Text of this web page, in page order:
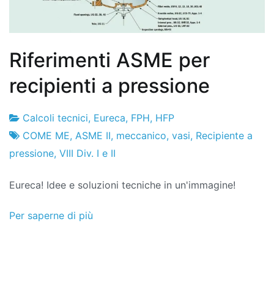
Riferimenti ASME per
recipienti a pressione
Fabbrica
di
22
de
de
Calcoli tecnici, Eureca, FPH, HFP
COME ME, ASME II, meccanico, vasi, Recipiente a
pressione, VIII Div. I e II
Eureca! Idee e soluzioni tecniche in un'immagine!
Per saperne di più